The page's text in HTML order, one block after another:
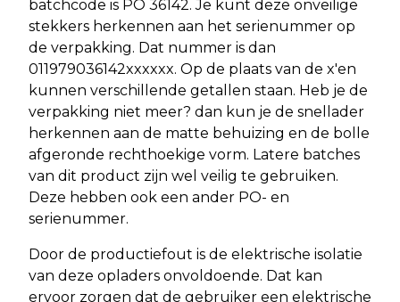
batchcode is PO 36142. Je kunt deze onveilige
stekkers herkennen aan het serienummer op
de verpakking. Dat nummer is dan
011979036142xxxxxx. Op de plaats van de x'en
kunnen verschillende getallen staan. Heb je de
verpakking niet meer? dan kun je de snellader
herkennen aan de matte behuizing en de bolle
afgeronde rechthoekige vorm. Latere batches
van dit product zijn wel veilig te gebruiken.
Deze hebben ook een ander PO- en
serienummer.
Door de productiefout is de elektrische isolatie
van deze opladers onvoldoende. Dat kan
ervoor zorgen dat de gebruiker een elektrische